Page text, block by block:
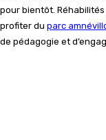
pour bientôt.
profiter du parc
de pédagogie et